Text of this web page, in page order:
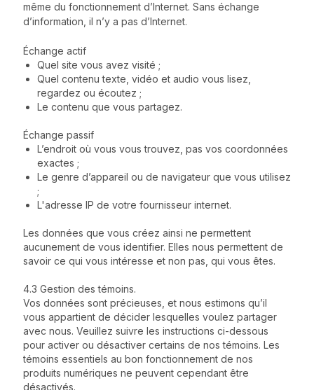
même du fonctionnement d’Internet. Sans échange
d’information, il n’y a pas d’Internet.
Échange actif
Quel site vous avez visité ;
Quel contenu texte, vidéo et audio vous lisez,
regardez ou écoutez ;
Le contenu que vous partagez.
Échange passif
L’endroit où vous vous trouvez, pas vos coordonnées
exactes ;
Le genre d’appareil ou de navigateur que vous utilisez
;
L'adresse IP de votre fournisseur internet.
Les données que vous créez ainsi ne permettent
aucunement de vous identifier. Elles nous permettent de
savoir ce qui vous intéresse et non pas, qui vous êtes.
4.3 Gestion des témoins.
Vos données sont précieuses, et nous estimons qu’il
vous appartient de décider lesquelles voulez partager
avec nous. Veuillez suivre les instructions ci-dessous
pour activer ou désactiver certains de nos témoins. Les
témoins essentiels au bon fonctionnement de nos
produits numériques ne peuvent cependant être
désactivés.